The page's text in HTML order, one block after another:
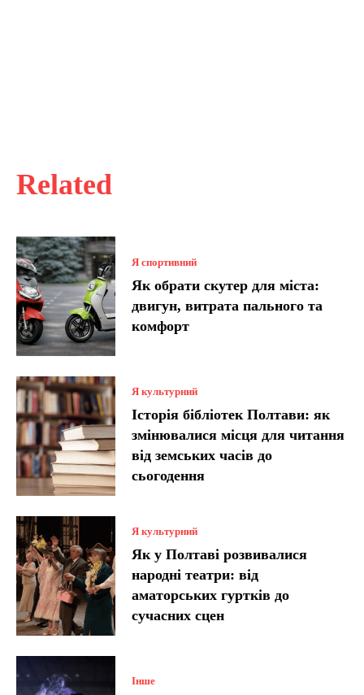
Related
Я спортивний
Як обрати скутер для міста:
двигун, витрата пального та
комфорт
Я культурний
Історія бібліотек Полтави: як
змінювалися місця для читання
від земських часів до
сьогодення
Я культурний
Як у Полтаві розвивалися
народні театри: від
аматорських гуртків до
сучасних сцен
Інше